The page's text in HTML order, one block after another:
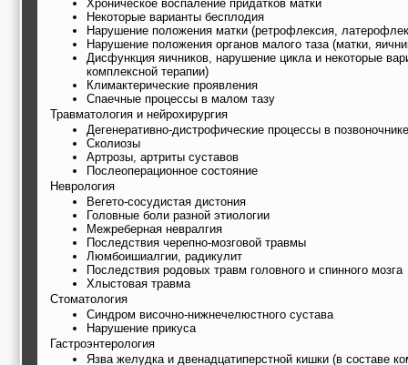
Хроническое воспаление придатков матки
Некоторые варианты бесплодия
Нарушение положения матки (ретрофлексия,
Нарушение положения органов малого таза (матки,
Дисфункция яичников, нарушение цикла и некоторые
комплексной терапии)
Климактерические проявления
Спаечные процессы в малом тазу
Травматология и нейрохирургия
Дегенеративно-дистрофические процессы в позвоночнике
Сколиозы
Артрозы, артриты суставов
Послеоперационное состояние
Неврология
Вегето-сосудистая дистония
Головные боли разной этиологии
Межреберная невралгия
Последствия черепно-мозговой травмы
Люмбоишиалгии, радикулит
Последствия родовых травм головного и спинного мозга
Хлыстовая травма
Стоматология
Синдром височно-нижнечелюстного сустава
Нарушение прикуса
Гастроэнтерология
Язва желудка и двенадцатиперстной кишки (в составе